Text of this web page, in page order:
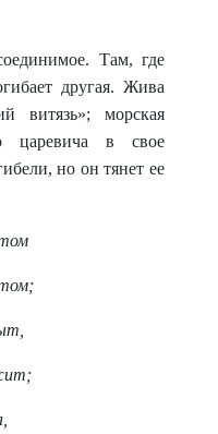
Там, где
другая. Жива
витязь»; морская
царевича в свое
но он тянет ее